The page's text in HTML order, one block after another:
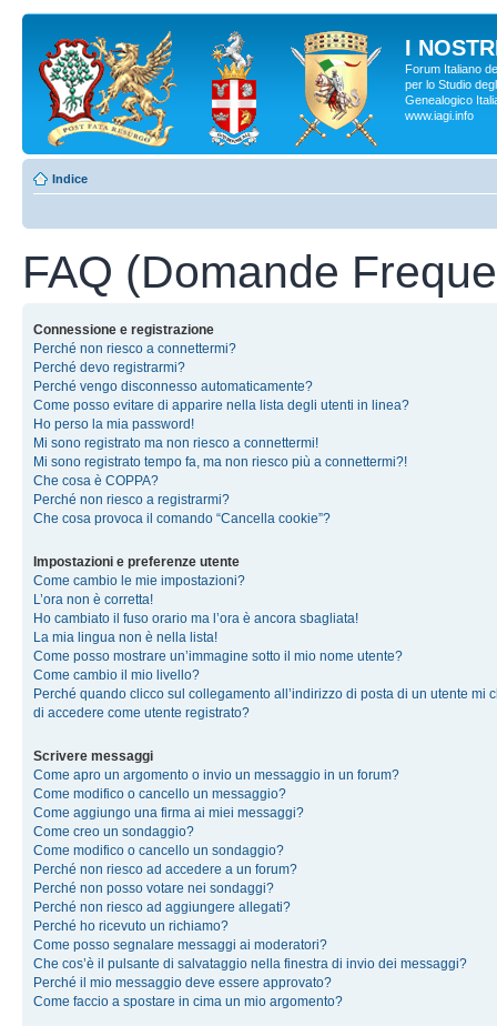
I
Forum Italiano
per lo Studio
Genealogico
www.iagi.info
Indice
FAQ (Domande
Connessione e registrazione
Perché non riesco a connettermi?
Perché devo registrarmi?
Perché vengo disconnesso automaticamente?
Come posso evitare di apparire nella lista degli utenti in linea?
Ho perso la mia password!
Mi sono registrato ma non riesco a connettermi!
Mi sono registrato tempo fa, ma non riesco più a connettermi?!
Che cosa è COPPA?
Perché non riesco a registrarmi?
Che cosa provoca il comando “Cancella cookie”?
Impostazioni e preferenze utente
Come cambio le mie impostazioni?
L’ora non è corretta!
Ho cambiato il fuso orario ma l’ora è ancora sbagliata!
La mia lingua non è nella lista!
Come posso mostrare un’immagine sotto il mio nome utente?
Come cambio il mio livello?
Perché quando clicco sul collegamento all’indirizzo di posta di un utente mi
di accedere come utente registrato?
Scrivere messaggi
Come apro un argomento o invio un messaggio in un forum?
Come modifico o cancello un messaggio?
Come aggiungo una firma ai miei messaggi?
Come creo un sondaggio?
Come modifico o cancello un sondaggio?
Perché non riesco ad accedere a un forum?
Perché non posso votare nei sondaggi?
Perché non riesco ad aggiungere allegati?
Perché ho ricevuto un richiamo?
Come posso segnalare messaggi ai moderatori?
Che cos’è il pulsante di salvataggio nella finestra di invio dei messaggi?
Perché il mio messaggio deve essere approvato?
Come faccio a spostare in cima un mio argomento?